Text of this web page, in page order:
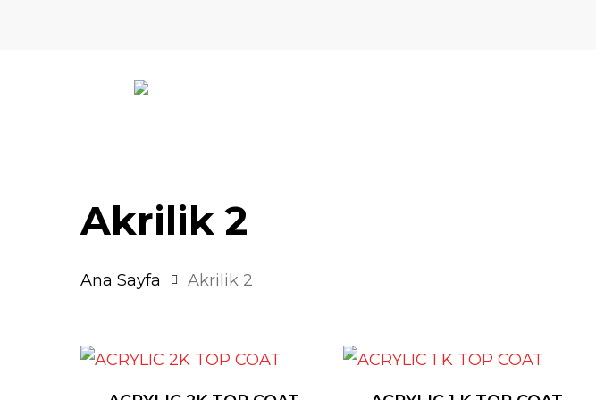
Akrilik 2
Ana Sayfa Akrilik 2